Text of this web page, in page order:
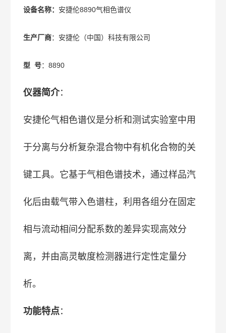
设备名称： 安捷伦8890气相色谱仪
生产厂商：安捷伦（中国）科技有限公司
型 号：8890
仪器简介：
安捷伦气相色谱仪是分析和测试实验室中用
于分离与分析复杂混合物中有机化合物的关
键工具。它基于气相色谱技术，通过样品汽
化后由载气带入色谱柱，利用各组分在固定
相与流动相间分配系数的差异实现高效分
离，并由高灵敏度检测器进行定性定量分
析。
功能特点：